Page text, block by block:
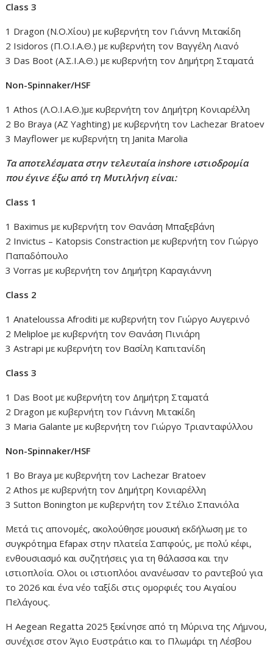
Class 3
1 Dragon (Ν.Ο.Χίου) με κυβερνήτη τον Γιάννη Μιτακίδη
2 Ιsidoros (Π.Ο.Ι.Α.Θ.) με κυβερνήτη τον Βαγγέλη Λιανό
3 Das Boot (Α.Σ.Ι.Α.Θ.) με κυβερνήτη τον Δημήτρη Σταματά
Non-Spinnaker/HSF
1 Αthos (Λ.Ο.Ι.Α.Θ.)με κυβερνήτη τον Δημήτρη Κονιαρέλλη
2 Bo Braya (AZ Yaghting) με κυβερνήτη τον Lachezar Bratoev
3 Mayflower με κυβερνήτη τη Janita Marolia
Τα αποτελέσματα στην τελευταία inshore ιστιοδρομία
που έγινε έξω από τη Μυτιλήνη είναι:
Class 1
1 Baximus με κυβερνήτη τον Θανάση Μπαξεβάνη
2 Ιnvictus – Katopsis Constraction με κυβερνήτη τον Γιώργο
Παπαδόπουλο
3 Vorras με κυβερνήτη τον Δημήτρη Kαραγιάννη
Class 2
1 Αnateloussa Afroditi με κυβερνήτη τον Γιώργο Αυγερινό
2 Μeliploe με κυβερνήτη τον Θανάση Πινιάρη
3 Astrapi με κυβερνήτη τον Βασίλη Καπιτανίδη
Class 3
1 Das Boot με κυβερνήτη τον Δημήτρη Σταματά
2 Dragon με κυβερνήτη τον Γιάννη Μιτακίδη
3 Maria Galante με κυβερνήτη τον Γιώργο Τριανταφύλλου
Non-Spinnaker/HSF
1 Bo Braya με κυβερνήτη τον Lachezar Bratoev
2 Αthos με κυβερνήτη τον Δημήτρη Κονιαρέλλη
3 Sutton Bonington με κυβερνήτη τον Στέλιο Σπανιόλα
Μετά τις απονομές, ακολούθησε μουσική εκδήλωση με το
συγκρότημα Efapax στην πλατεία Σαπφούς, με πολύ κέφι,
ενθουσιασμό και συζητήσεις για τη θάλασσα και την
ιστιοπλοΐα. Ολοι οι ιστιοπλόοι ανανέωσαν το ραντεβού για
το 2026 και ένα νέο ταξίδι στις ομορφιές του Αιγαίου
Πελάγους.
Η Aegean Regatta 2025 ξεκίνησε από τη Μύρινα της Λήμνου,
συνέχισε στον Άγιο Ευστράτιο και το Πλωμάρι τη Λέσβου